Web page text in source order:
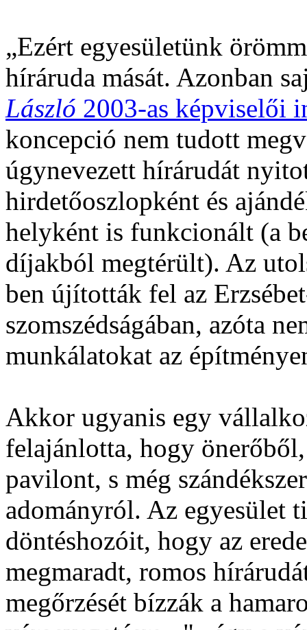
„Ezért egyesületünk
híráruda mását. Azonban
László 2003-as képviselői
koncepció nem tudott
úgynevezett hírárudát
hirdetőoszlopként és
helyként is funkcionált (a
díjakból megtérült). Az
ben újították fel az
szomszédságában, azóta
munkálatokat az
Akkor ugyanis egy
felajánlotta, hogy
pavilont, s még
adományról. Az egyesület
döntéshozóit, hogy az
megmaradt, romos
megőrzését bízzák a